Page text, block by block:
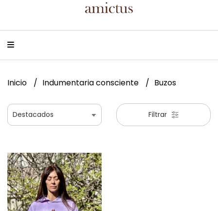
Inicio Indumentaria consciente Buzos
Filtrar